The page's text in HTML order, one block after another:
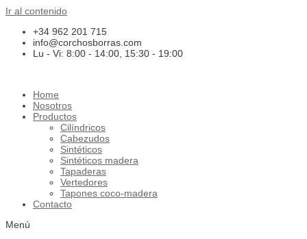
Ir al contenido
+34 962 201 715
info@corchosborras.com
Lu - Vi: 8:00 - 14:00, 15:30 - 19:00
Home
Nosotros
Productos
Cilíndricos
Cabezudos
Sintéticos
Sintéticos madera
Tapaderas
Vertedores
Tapones coco-madera
Contacto
Menú